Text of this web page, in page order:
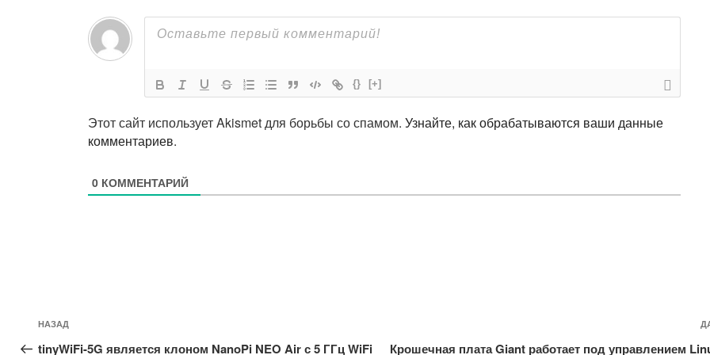
{} [+]
Этот сайт использует Akismet для борьбы со спамом. Узнайте, как обрабатываются ваши данные
комментариев.
0КОММЕНТАРИЙ
Навигация
по
Предыдущая
запись:
НАЗАД
tinyWiFi-5G является клоном NanoPi NEO Air с 5 ГГц WiFi Крошечная плата Giant работает под управлением